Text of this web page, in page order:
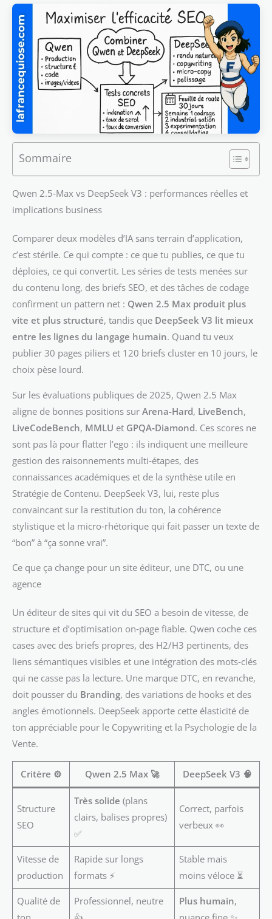
Sommaire
Qwen 2.5‑Max vs DeepSeek V3 : performances réelles et
implications business
Comparer deux modèles d’IA sans terrain d’application,
c’est stérile. Ce qui compte : ce que tu publies, ce que tu
déploies, ce qui convertit. Les séries de tests menées sur
du contenu long, des briefs SEO, et des tâches de codage
confirment un pattern net : Qwen 2.5 Max produit plus
vite et plus structuré, tandis que DeepSeek V3 lit mieux
entre les lignes du langage humain. Quand tu veux
publier 30 pages piliers et 120 briefs cluster en 10 jours, le
choix pèse lourd.
Sur les évaluations publiques de 2025, Qwen 2.5 Max
aligne de bonnes positions sur Arena‑Hard, LiveBench,
LiveCodeBench, MMLU et GPQA‑Diamond. Ces scores ne
sont pas là pour flatter l’ego : ils indiquent une meilleure
gestion des raisonnements multi‑étapes, des
connaissances académiques et de la synthèse utile en
Stratégie de Contenu. DeepSeek V3, lui, reste plus
convaincant sur la restitution du ton, la cohérence
stylistique et la micro‑rhétorique qui fait passer un texte de
“bon” à “ça sonne vrai”.
Ce que ça change pour un site éditeur, une DTC, ou une
agence
Un éditeur de sites qui vit du SEO a besoin de vitesse, de
structure et d’optimisation on‑page fiable. Qwen coche ces
cases avec des briefs propres, des H2/H3 pertinents, des
liens sémantiques visibles et une intégration des mots‑clés
qui ne casse pas la lecture. Une marque DTC, en revanche,
doit pousser du Branding, des variations de hooks et des
angles émotionnels. DeepSeek apporte cette élasticité de
ton appréciable pour le Copywriting et la Psychologie de la
Vente.
Critère ⚙️ Qwen 2.5 Max 🚀 DeepSeek V3 🧠
Structure
SEO
Très solide (plans
clairs, balises propres)
✅
Correct, parfois
verbeux 👀
Vitesse de
production
Rapide sur longs
formats ⚡
Stable mais
moins véloce ⏳
Qualité de
Professionnel, neutre
Plus humain,